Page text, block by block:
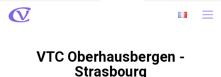
VTC Oberhausbergen -
Strasbourg